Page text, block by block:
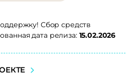
Сбор средств
дата релиза: 15.02.2026